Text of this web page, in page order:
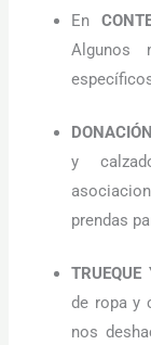
En
Algunos
y
prendas
de ropa y
nos